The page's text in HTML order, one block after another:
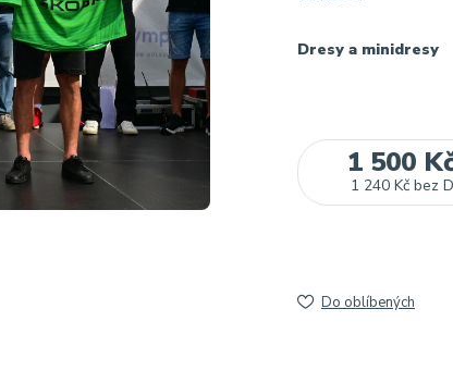
Dresy a minidresy
1 500
1 240 Kč bez
Do oblíbených